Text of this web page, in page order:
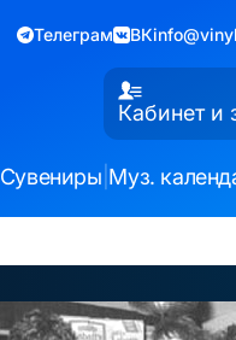
Телеграм ВК
Кабинет и
Сувениры Муз.